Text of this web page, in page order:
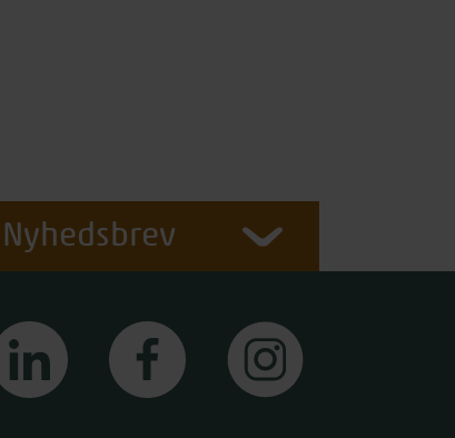
Nyhedsbrev
linkedin facebook